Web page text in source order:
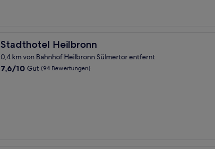
Stadthotel Heilbronn
Stadthotel Heilbronn
0,4 km von Bahnhof Heilbronn Sülmertor entfernt
7.6
7,6/10 Gut (94 Bewertungen)